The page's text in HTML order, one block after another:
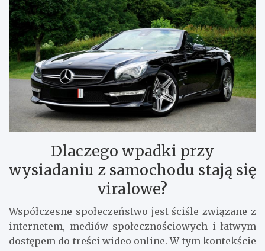
Dlaczego wpadki przy
wysiadaniu z samochodu stają się
viralowe?
Współczesne społeczeństwo jest ściśle związane z
internetem, mediów społecznościowych i łatwym
dostępem do treści wideo online. W tym kontekście